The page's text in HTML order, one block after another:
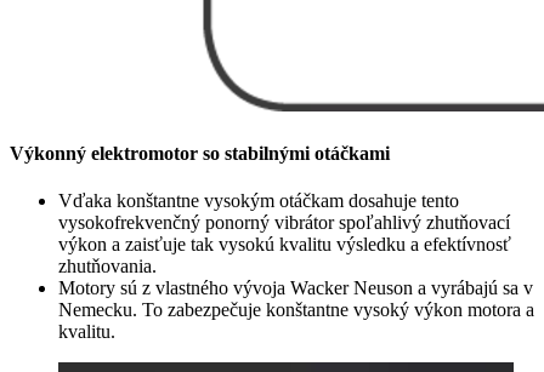
Výkonný elektromotor so stabilnými otáčkami
Vďaka konštantne vysokým otáčkam dosahuje tento
vysokofrekvenčný ponorný vibrátor spoľahlivý zhutňovací
výkon a zaisťuje tak vysokú kvalitu výsledku a efektívnosť
zhutňovania.
Motory sú z vlastného vývoja Wacker Neuson a vyrábajú sa v
Nemecku. To zabezpečuje konštantne vysoký výkon motora a
kvalitu.